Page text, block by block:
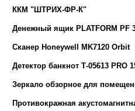
ККМ "ШТРИХ-ФР-К"
Денежный ящик PLATFORM PF
Сканер Honeywell MK7120 Orbit
Детектор банкнот Т-05613 PRO
Зеркало обзорное для
Противокражная